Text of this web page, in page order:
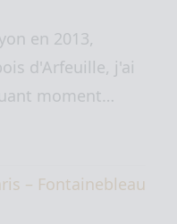
en 2013,
d'Arfeuille, j'ai
moment…
– Fontainebleau